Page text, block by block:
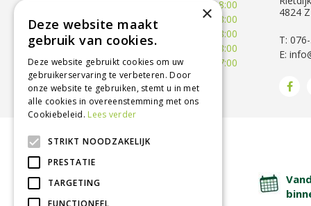
09:30 - 18:00
Woensdag
09:30 - 18:00
Donderdag
09:30 - 18:00
Vrijdag
09:00 - 18:00
Zaterdag
09:00 - 17:00
Toon alle openingstijden
4824
T:
E:
BETROUWBARE SERVICE
Lage verzendkosten
×
Deze website maakt
gebruik van cookies.
Deze website gebruikt cookies om uw
gebruikerservaring te verbeteren. Door
onze website te gebruiken, stemt u in met
alle cookies in overeenstemming met ons
Cookiebeleid. Lees verder
STRIKT NOODZAKELIJK
PRESTATIE
TARGETING
FUNCTIONEEL